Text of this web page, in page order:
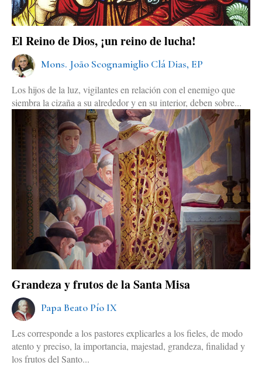
El Reino de Dios, ¡un reino de lucha!
Mons. João Scognamiglio Clá Dias, EP
Los hijos de la luz, vigilantes en relación con el enemigo que
siembra la cizaña a su alrededor y en su interior, deben sobre...
Grandeza y frutos de la Santa Misa
Papa Beato Pío IX
Les corresponde a los pastores explicarles a los fieles, de modo
atento y preciso, la importancia, majestad, grandeza, finalidad y
los frutos del Santo...